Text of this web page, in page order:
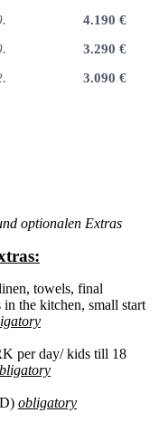
4.190 €
3.290 €
3.090 €
optionalen Extras
towels, final
the kitchen, small start
per day/ kids till 18
obligatory